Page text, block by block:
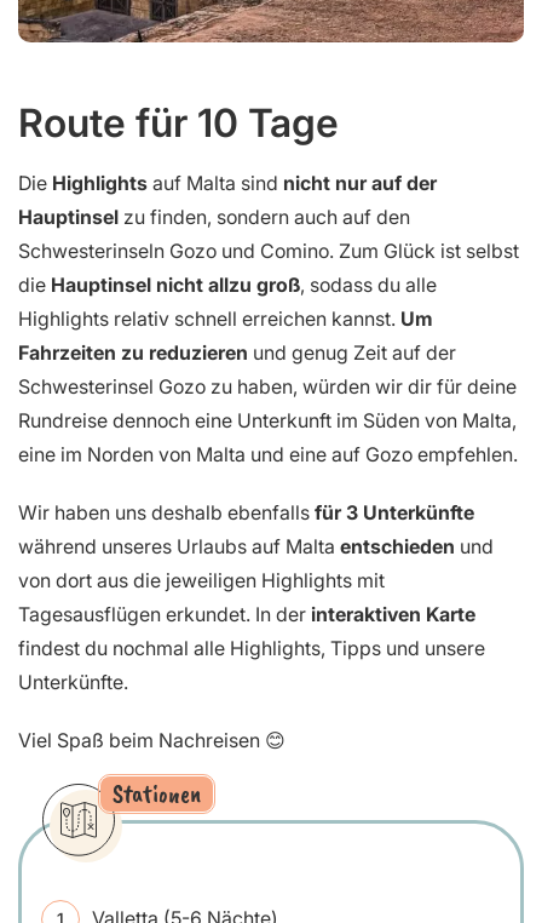
Route für 10 Tage
Die Highlights auf Malta sind nicht nur auf der
Hauptinsel zu finden, sondern auch auf den
Schwesterinseln Gozo und Comino. Zum Glück ist selbst
die Hauptinsel nicht allzu groß, sodass du alle
Highlights relativ schnell erreichen kannst. Um
Fahrzeiten zu reduzieren und genug Zeit auf der
Schwesterinsel Gozo zu haben, würden wir dir für deine
Rundreise dennoch eine Unterkunft im Süden von Malta,
eine im Norden von Malta und eine auf Gozo empfehlen.
Wir haben uns deshalb ebenfalls für 3 Unterkünfte
während unseres Urlaubs auf Malta entschieden und
von dort aus die jeweiligen Highlights mit
Tagesausflügen erkundet. In der interaktiven Karte
findest du nochmal alle Highlights, Tipps und unsere
Unterkünfte.
Viel Spaß beim Nachreisen 😊
Stationen